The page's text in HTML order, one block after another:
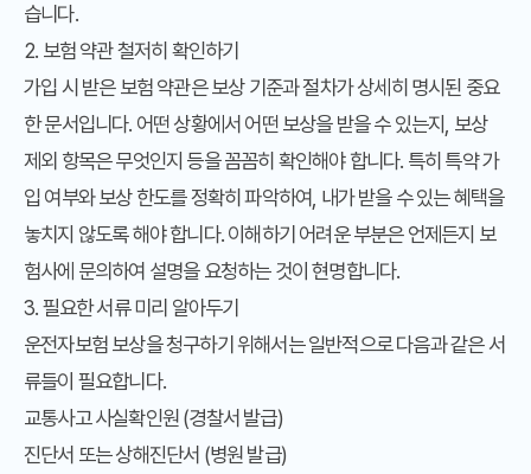
습니다.
2. 보험 약관 철저히 확인하기
가입 시 받은 보험 약관은 보상 기준과 절차가 상세히 명시된 중요
한 문서입니다. 어떤 상황에서 어떤 보상을 받을 수 있는지, 보상
제외 항목은 무엇인지 등을 꼼꼼히 확인해야 합니다. 특히 특약 가
입 여부와 보상 한도를 정확히 파악하여, 내가 받을 수 있는 혜택을
놓치지 않도록 해야 합니다. 이해하기 어려운 부분은 언제든지 보
험사에 문의하여 설명을 요청하는 것이 현명합니다.
3. 필요한 서류 미리 알아두기
운전자보험 보상을 청구하기 위해서는 일반적으로 다음과 같은 서
류들이 필요합니다.
교통사고 사실확인원 (경찰서 발급)
진단서 또는 상해진단서 (병원 발급)